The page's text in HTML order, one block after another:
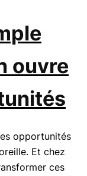
ouvre
opportunités
Et chez
ces